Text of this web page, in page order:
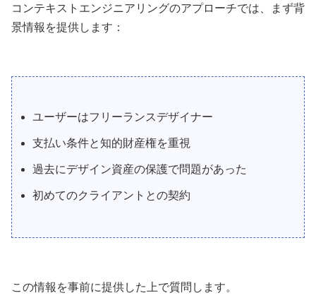
コンテキストエンジニアリングのアプローチでは、まず背
景情報を提供します：
ユーザーはフリーランスデザイナー
支払い条件と知的財産権を重視
過去にデザイン資産の保護で問題があった
初めてのクライアントとの契約
この情報を事前に提供した上で質問します。